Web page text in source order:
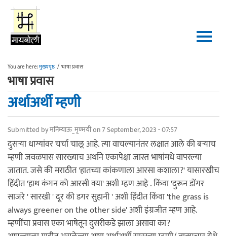
Skip to main content
You are here:मुख्यपृष्ठ / भाषा प्रवास
भाषा प्रवास
अर्थाअर्थी म्हणी
Submitted byमनिम्याऊ_मृण्मयीon 7 September, 2023 - 07:57
दुसऱ्या धाग्यांवर चर्चा चालू आहे. त्या वाचल्यानंतर लक्षात आले की बऱ्याच
म्हणी जवळपास सारख्याच अर्थाने एकापेक्षा जास्त भाषांमधे वापरल्या
जातात. जसे की मराठीत 'हातच्या कांकणाला आरसा कशाला?' यासारखीच
हिंदीत 'हाथ कंगन को आरसी क्या' अशी म्हण आहे . किंवा 'दुरून डोंगर
साजरे ' सारखी ' दूर की डगर सुहानी ' अशी हिंदीत किंवा 'the grass is
always greener on the other side' अशी इंग्रजीत म्हण आहे.
म्हणींचा प्रवास एका भाषेतून दुसरीकडे झाला असावा का?